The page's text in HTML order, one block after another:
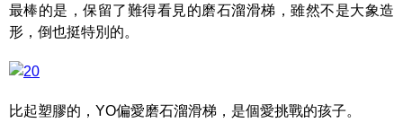
最棒的是，保留了難得看見的磨石溜滑梯，雖然不是大象造
形，倒也挺特別的。
比起塑膠的，YO偏愛磨石溜滑梯，是個愛挑戰的孩子。